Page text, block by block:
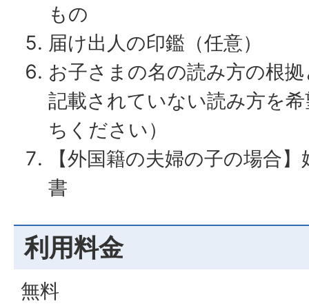
もの
届け出人の印鑑（任意）
お子さまの名の読み方の根
記載されていない読み方を
ちください）
【外国籍の夫婦の子の場合
書
利用料金
無料